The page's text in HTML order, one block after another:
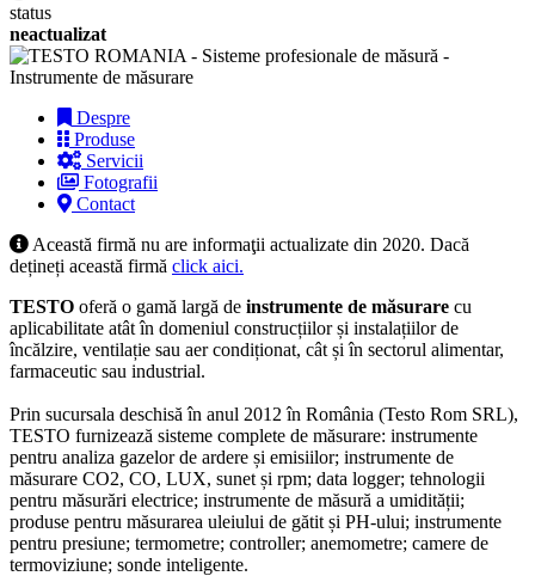
status
neactualizat
Despre
Produse
Servicii
Fotografii
Contact
Această firmă nu are informaţii actualizate din 2020. Dacă
dețineți această firmă click aici.
TESTO oferă o gamă largă de instrumente de măsurare cu
aplicabilitate atât în domeniul construcțiilor și instalațiilor de
încălzire, ventilație sau aer condiționat, cât și în sectorul alimentar,
farmaceutic sau industrial.
Prin sucursala deschisă în anul 2012 în România (Testo Rom SRL),
TESTO furnizează sisteme complete de măsurare: instrumente
pentru analiza gazelor de ardere și emisiilor; instrumente de
măsurare CO2, CO, LUX, sunet și rpm; data logger; tehnologii
pentru măsurări electrice; instrumente de măsură a umidității;
produse pentru măsurarea uleiului de gătit și PH-ului; instrumente
pentru presiune; termometre; controller; anemometre; camere de
termoviziune; sonde inteligente.